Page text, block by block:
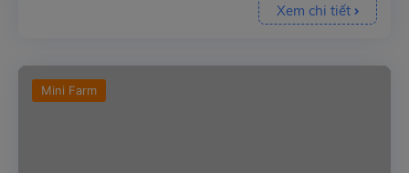
Xem chi tiết
Mini Farm